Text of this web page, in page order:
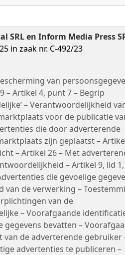
SRL en Inform Media Press
in zaak nr. C-492/23
van
– Artikel 4, punt 7 – Begrip
– Verantwoordelijkheid
voor de publicatie
die door adverterende
zijn geplaatst –
– Artikel 26 – Met
– Artikel 9, lid
die gevoelige
van de verwerking –
van de
– Voorafgaande
bevatten –
de adverterende gebruiker
advertenties te publiceren –